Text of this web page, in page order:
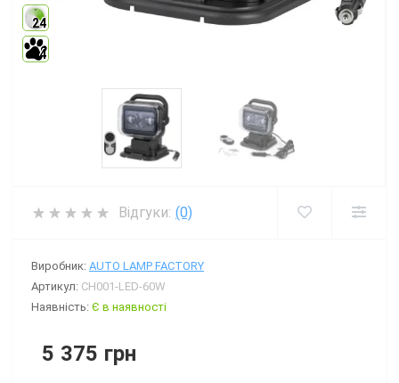
24
4
Відгуки: (0)
Виробник: AUTO LAMP FACTORY
Артикул: CH001-LED-60W
Наявність: Є в наявності
5 375 грн